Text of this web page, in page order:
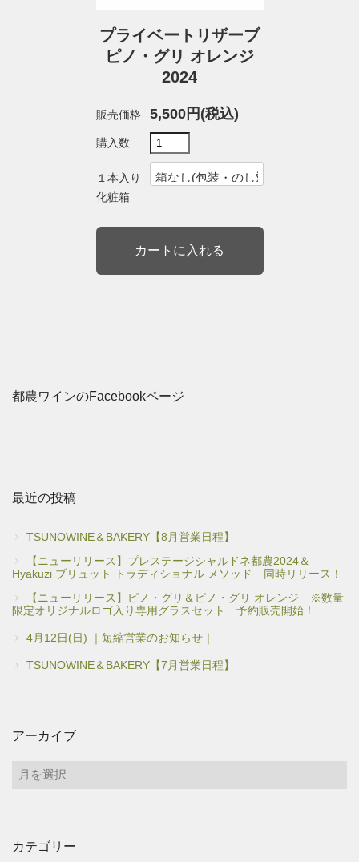
プライベートリザーブ
ピノ・グリ オレンジ
2024
販売価格 5,500円(税込)
購入数
１本入り
化粧箱
都農ワインのFacebookページ
最近の投稿
TSUNOWINE＆BAKERY【8月営業日程】
【ニューリリース】プレステージシャルドネ都農2024＆
Hyakuzi ブリュット トラディショナル メソッド 同時リリース！
【ニューリリース】ピノ・グリ＆ピノ・グリ オレンジ ※数量
限定オリジナルロゴ入り専用グラスセット 予約販売開始！
4月12日(日) ｜短縮営業のお知らせ｜
TSUNOWINE＆BAKERY【7月営業日程】
アーカイブ
ア
ブ
カテゴリー